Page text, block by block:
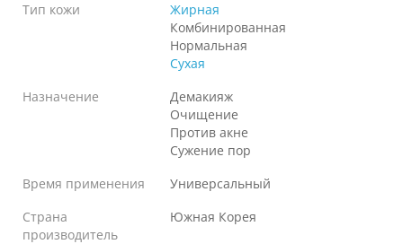
Тип кожи
Жирная
Комбинированная
Нормальная
Сухая
Назначение
Демакияж
Очищение
Против акне
Сужение пор
Время применения
Универсальный
Страна
производитель
Южная Корея